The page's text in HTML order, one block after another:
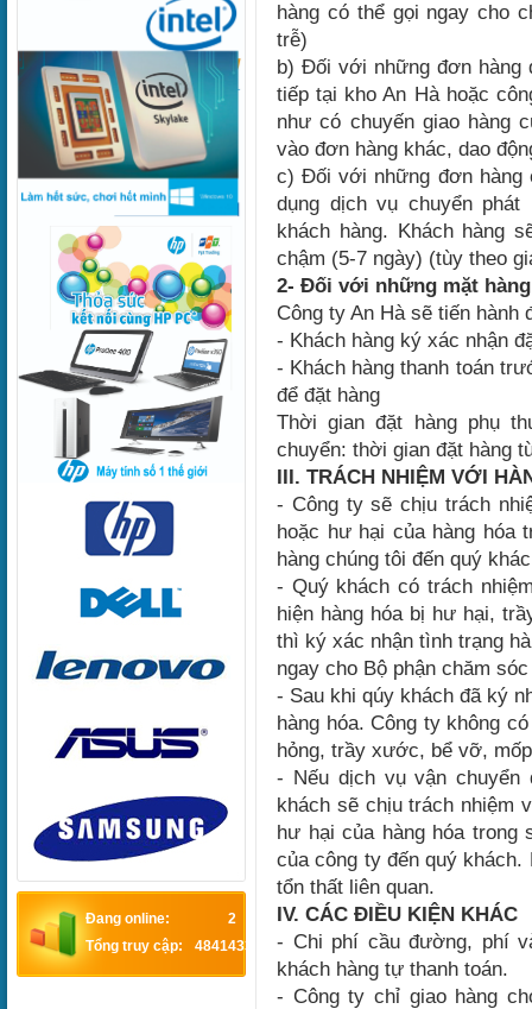
Đang online:
2
Tổng truy cập:
4841433
hàng có thể gọi ngay cho
trễ)
b) Đối với những đơn hàng
tiếp tại kho An Hà hoặc
như có chuyến giao hàng
vào đơn hàng khác, dao
c) Đối với những đơn
dụng dịch vụ chuyển
khách hàng. Khách hàng
chậm (5-7 ngày) (tùy theo
2- Đối với những mặt
Công ty An Hà sẽ tiến
- Khách hàng ký xác nhận
- Khách hàng thanh toán
để đặt hàng
Thời gian đặt hàng phụ
chuyển: thời gian đặt hàng
III. TRÁCH NHIỆM VỚI
- Công ty sẽ chịu trách
hoặc hư hại của hàng hóa
hàng chúng tôi đến quý
- Quý khách có trách
hiện hàng hóa bị hư hại,
thì ký xác nhận tình trạng
ngay cho Bộ phận chăm
- Sau khi qúy khách đã ký
hàng hóa. Công ty không
hỏng, trầy xước, bể vỡ,
- Nếu dịch vụ vận
khách sẽ chịu trách nhiệm
hư hại của hàng hóa trong
của công ty đến quý
tổn thất liên quan.
IV. CÁC ĐIỀU KIỆN KHÁC
- Chi phí cầu đường, phí
khách hàng tự thanh toán.
- Công ty chỉ giao hàng